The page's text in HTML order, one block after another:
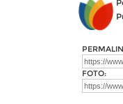
FOTO: